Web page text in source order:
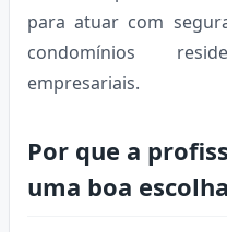
para atuar com
condomínios
empresariais.
Por que a
uma boa